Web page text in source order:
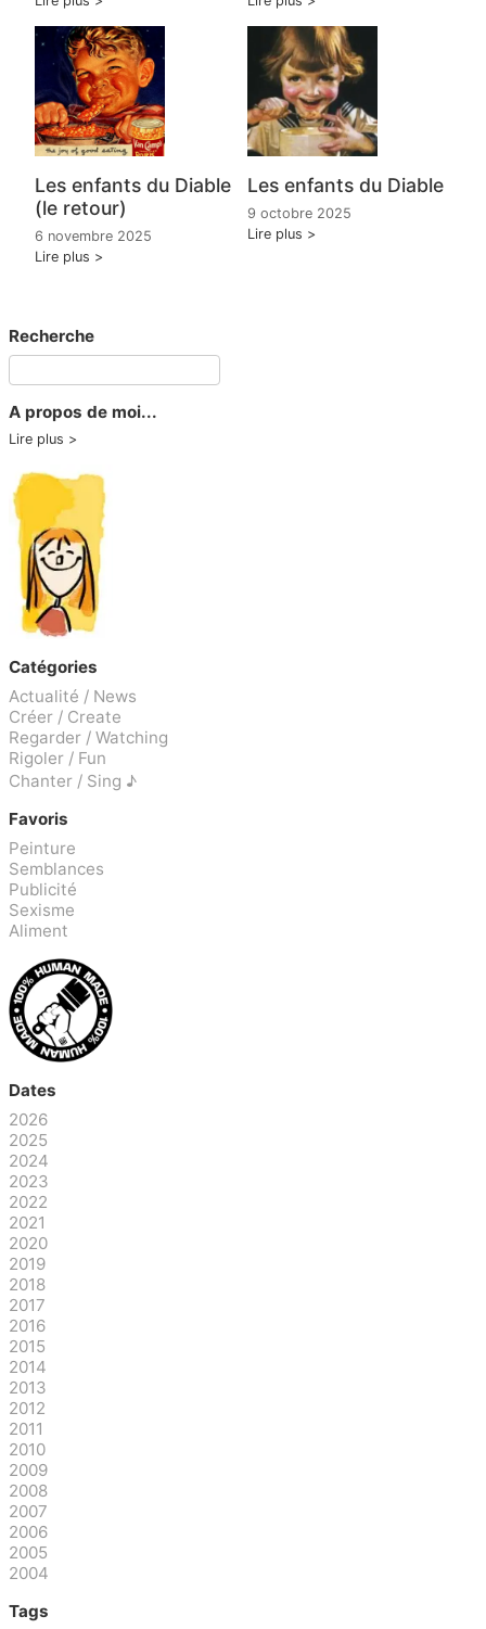
Les enfants du Diable
(le retour)
6 novembre 2025
Lire plus
Les enfants du Diable
9 octobre 2025
Lire plus
Recherche
A propos de moi...
Lire plus
Catégories
Actualité / News
Créer / Create
Regarder / Watching
Rigoler / Fun
Chanter / Sing ♪
Favoris
Peinture
Semblances
Publicité
Sexisme
Aliment
Dates
2026
2025
2024
2023
2022
2021
2020
2019
2018
2017
2016
2015
2014
2013
2012
2011
2010
2009
2008
2007
2006
2005
2004
Tags